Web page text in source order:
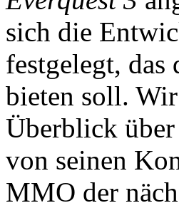
sich die
festgelegt, das
bieten soll.
Überblick über
von seinen
MMO der